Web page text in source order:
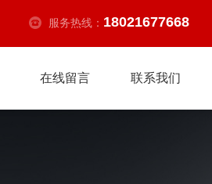
服务热线： 18021677668
在线留言 联系我们